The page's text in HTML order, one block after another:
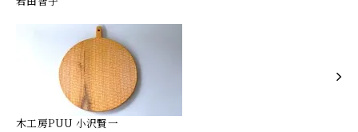
木工房PUU 小沢賢一